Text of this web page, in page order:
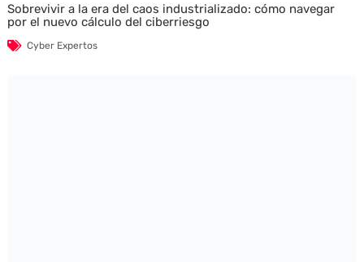
Sobrevivir a la era del caos industrializado: cómo navegar
por el nuevo cálculo del ciberriesgo
Cyber Expertos